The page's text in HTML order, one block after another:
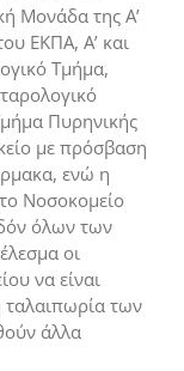
Μονάδα της Α’
ΕΚΠΑ, Α’ και
Τμήμα,
Πυρηνικής
με πρόσβαση
ενώ η
Νοσοκομείο
όλων των
οι
να είναι
ταλαιπωρία των
άλλα